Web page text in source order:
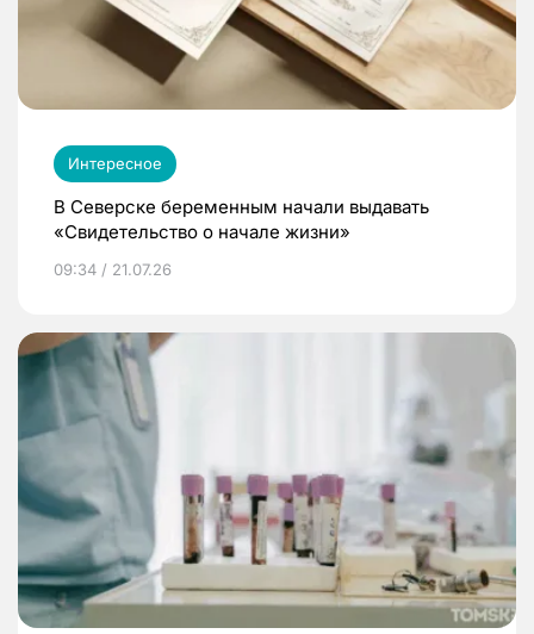
Интересное
В Северске беременным начали выдавать
«Свидетельство о начале жизни»
09:34 / 21.07.26